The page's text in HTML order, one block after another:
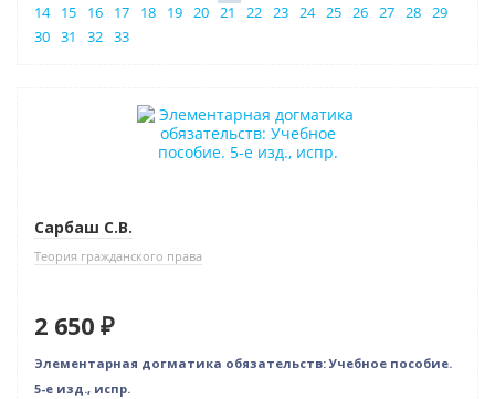
14
15 16 17 18 19 20 21 22 23 24 25 26 27 28 29
30 31 32 33
Сарбаш С.В.
Теория гражданского права
2 650 ₽
Элементарная догматика обязательств: Учебное пособие.
5-е изд., испр.